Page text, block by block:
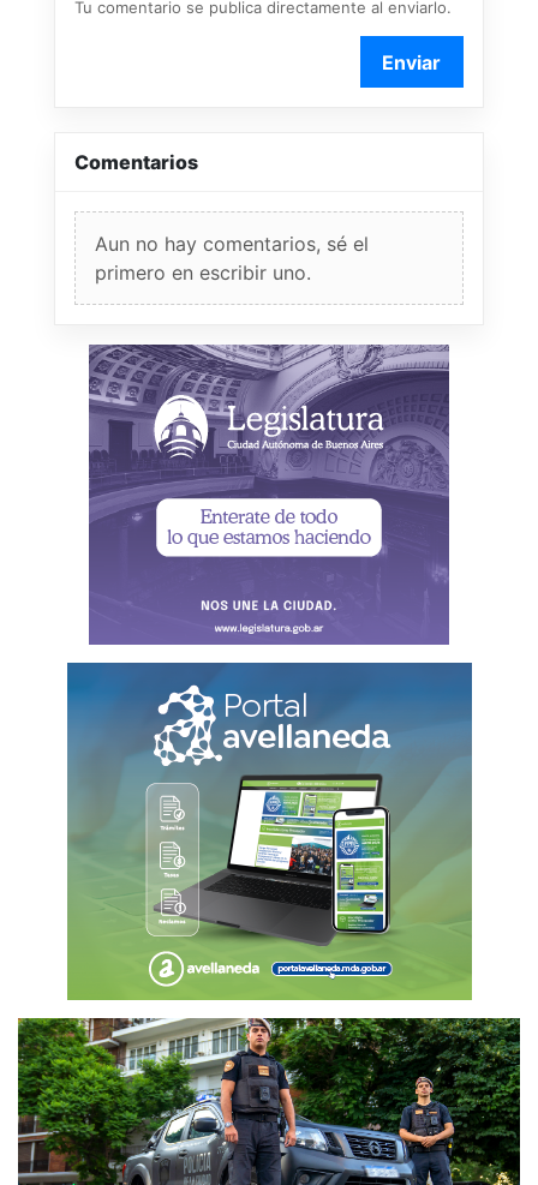
Tu comentario se publica directamente al enviarlo.
Enviar
Comentarios
Aun no hay comentarios, sé el
primero en escribir uno.